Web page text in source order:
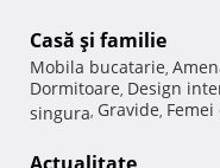
Casă şi familie
Mobila bucatarie,
Dormitoare, Design
singura, Gravide,